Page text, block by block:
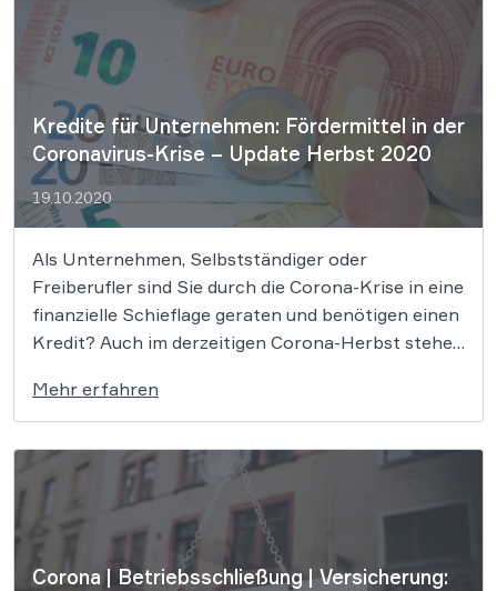
Kredite für Unternehmen: Fördermittel in der
Coronavirus-Krise – Update Herbst 2020
19.10.2020
Als Unternehmen, Selbstständiger oder
Freiberufler sind Sie durch die Corona-Krise in eine
finanzielle Schieflage geraten und benötigen einen
Kredit? Auch im derzeitigen Corona-Herbst stehen
Wir informieren Sie über Ihre Möglichkeiten. Gerne
stehen unsere Rechtsexperten Ihnen jederzeit
beratend zur Seite. Mit milliardenschweren
Notpaketen will die […]
Mehr erfahren
Corona | Betriebsschließung | Versicherung: